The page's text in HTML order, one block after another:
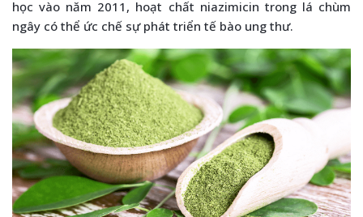
học vào năm 2011, hoạt chất niazimicin trong lá chùm
ngây có thể ức chế sự phát triển tế bào ung thư.